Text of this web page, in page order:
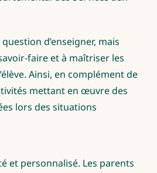
d’enseigner, mais
faire et à maîtriser les
Ainsi, en complément de
mettant en œuvre des
lors des situations
et personnalisé. Les parents